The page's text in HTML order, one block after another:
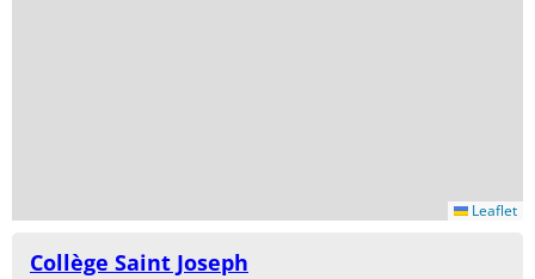
Leaflet
Collège Saint Joseph